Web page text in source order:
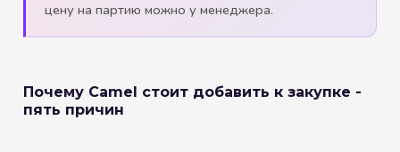
цену на партию можно у менеджера.
Почему Camel стоит добавить к закупке -
пять причин